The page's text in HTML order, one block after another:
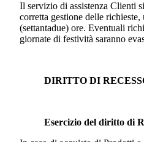
Il servizio di assistenza Clienti
corretta gestione delle
(settantadue) ore. Eventuali
giornate di festività saranno
DIRITTO DI
Esercizio del diritto di